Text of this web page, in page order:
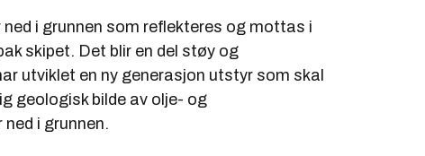
i grunnen som reflekteres og mottas i
skipet. Det blir en del støy og
utviklet en ny generasjon utstyr som skal
geologisk bilde av olje- og
i grunnen.